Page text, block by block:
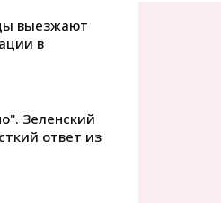
выезжают
в
Зеленский
ответ из
однажды
его